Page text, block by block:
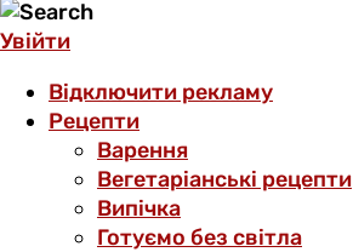
Увійти
Відключити рекламу
Рецепти
Варення
Вегетаріанські рецепти
Випічка
Готуємо без світла